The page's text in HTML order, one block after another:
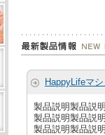
HappyLifeマ
製品説明製品説
製品説明製品説
製品説明製品説